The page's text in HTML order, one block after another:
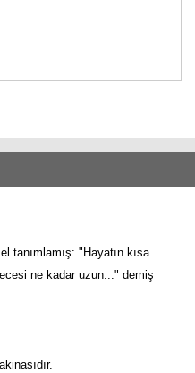
tanımlamış: "Hayatın kısa
ne kadar uzun..." demiş